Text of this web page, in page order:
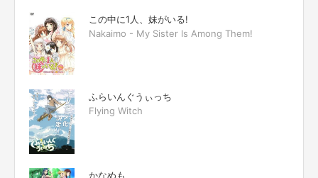
この中に1人、妹がいる!
Nakaimo - My Sister Is Among Them!
ふらいんぐうぃっち
Flying Witch
かなめも